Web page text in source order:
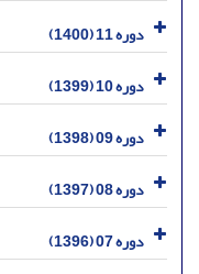
دوره 11 (1400)
دوره 10 (1399)
دوره 09 (1398)
دوره 08 (1397)
دوره 07 (1396)